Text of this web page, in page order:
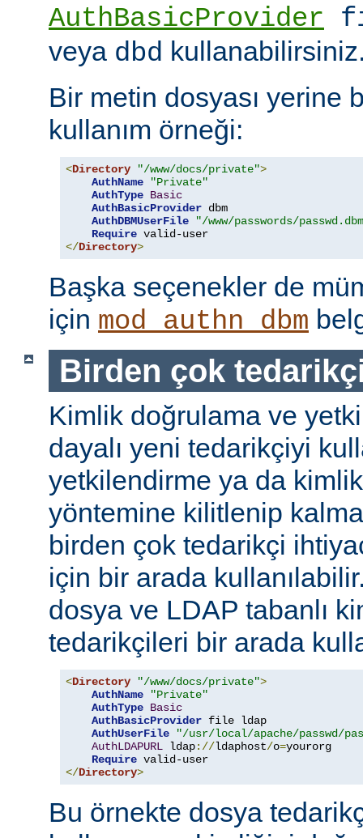
AuthBasicProvider
veya dbd
Bir metin dosyası yerine
kullanım örneği:
<Directory "/www/docs/private">
AuthName
"Private"
AuthType Basic
AuthBasicProvider dbm
AuthDBMUserFile
"/www/passwords/
Require
</Directory>
Başka seçenekler de
için mod_authn_dbm
Birden çok
Kimlik doğrulama ve
dayalı yeni tedarikçiyi
yetkilendirme ya da
yöntemine kilitlenip
birden çok tedarikçi
için bir arada
dosya ve LDAP tabanlı
tedarikçileri bir arada
<Directory "/www/docs/private">
AuthName
"Private"
AuthType Basic
AuthBasicProvider file ldap
AuthUserFile
"/usr/local/apache/passwd/
AuthLDAPURL ldap://ldaphost/o=yourorg
Require
</Directory>
Bu örnekte dosya